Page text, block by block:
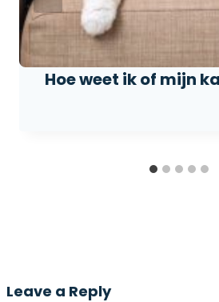
Hoe weet ik of mijn
Leave a Reply